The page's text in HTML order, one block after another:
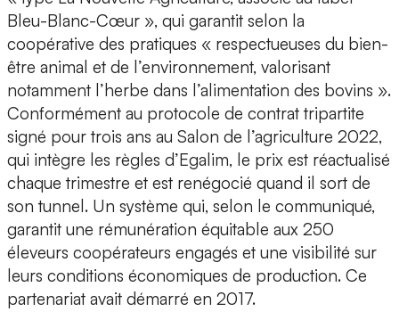
Bleu-Blanc-Cœur », qui garantit selon la
coopérative des pratiques « respectueuses du bien-
être animal et de l’environnement, valorisant
notamment l’herbe dans l’alimentation des bovins ».
Conformément au protocole de contrat tripartite
signé pour trois ans au Salon de l’agriculture 2022,
qui intègre les règles d’Egalim, le prix est réactualisé
chaque trimestre et est renégocié quand il sort de
son tunnel. Un système qui, selon le communiqué,
garantit une rémunération équitable aux 250
éleveurs coopérateurs engagés et une visibilité sur
leurs conditions économiques de production. Ce
partenariat avait démarré en 2017.